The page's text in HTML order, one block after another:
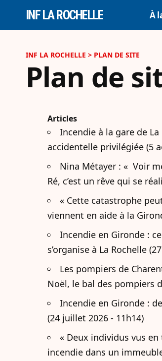
INF LA ROCHELLE À
Plan de
INF LA ROCHELLE > PLAN DE SITE
Articles
Incendie à la gare de
accidentelle privilégiée (5
Nina Métayer : « Voir
Ré, c’est un rêve qui se
« Cette catastrophe
viennent en aide à la
Incendie en Gironde :
s’organise à La Rochelle
Les pompiers de
Noël, le bal des pompiers
Incendie en Gironde :
(24 juillet 2026 - 11h14)
« Deux individus vus
incendie dans un